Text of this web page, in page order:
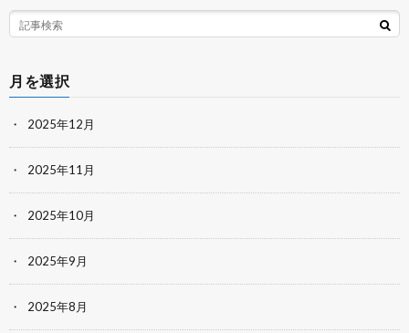
月を選択
2025年12月
2025年11月
2025年10月
2025年9月
2025年8月